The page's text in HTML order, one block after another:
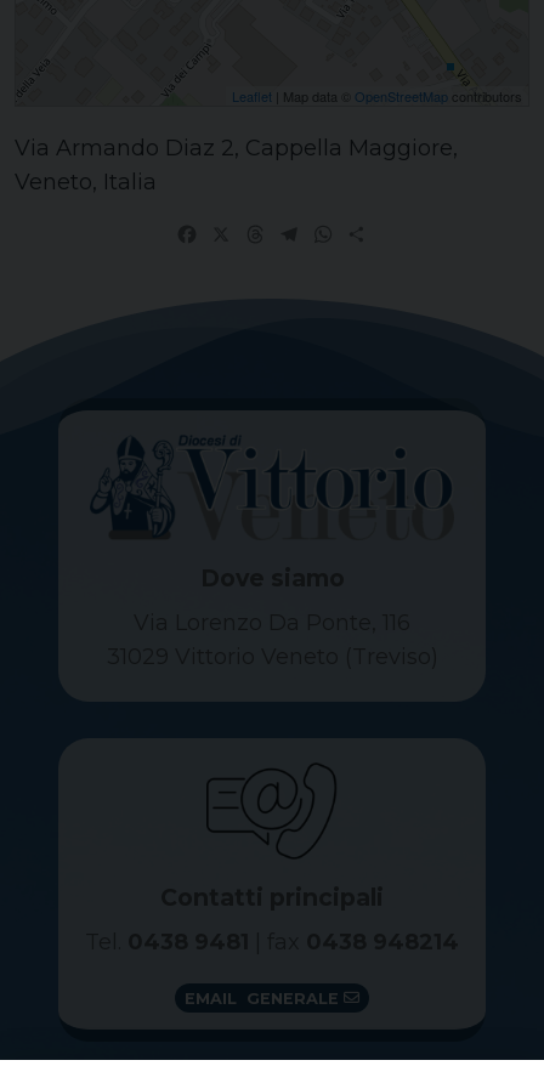
Leaflet | Map data © OpenStreetMap contributors
Via Armando Diaz 2, Cappella Maggiore,
Veneto, Italia
EMAIL GENERALE